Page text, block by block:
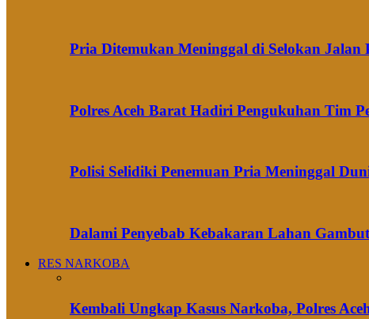
Pria Ditemukan Meninggal di Selokan
Polres Aceh Barat Hadiri Pengukuhan Tim
Polisi Selidiki Penemuan Pria Meninggal
Dalami Penyebab Kebakaran Lahan
RES NARKOBA
Kembali Ungkap Kasus Narkoba, Polres